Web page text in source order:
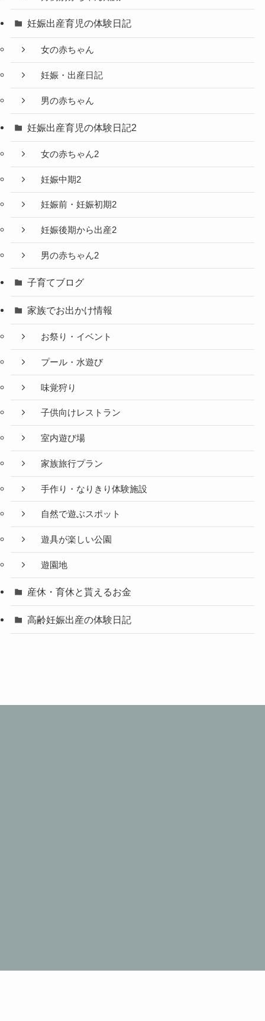
妊娠出産育児の体験日記
女の赤ちゃん
妊娠・出産日記
男の赤ちゃん
妊娠出産育児の体験日記2
女の赤ちゃん2
妊娠中期2
妊娠前・妊娠初期2
妊娠後期から出産2
男の赤ちゃん2
子育てブログ
家族でお出かけ情報
お祭り・イベント
プール・水遊び
味覚狩り
子供向けレストラン
室内遊び場
家族旅行プラン
手作り・なりきり体験施設
自然で遊ぶスポット
遊具が楽しい公園
遊園地
産休・育休と貰えるお金
高齢妊娠出産の体験日記